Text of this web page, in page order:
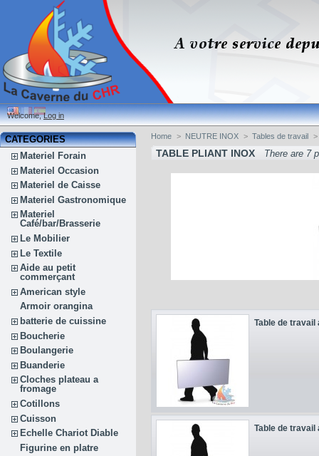
Welcome,Log in
CATEGORIES
Materiel Forain
Materiel Occasion
Materiel de Caisse
Materiel Gastronomique
Materiel
Café/bar/Brasserie
Le Mobilier
Le Textile
Aide au petit
commerçant
American style
Armoir orangina
batterie de cuissine
Boucherie
Boulangerie
Buanderie
Cloches plateau a
fromage
Cotillons
Cuisson
Echelle Chariot Diable
Figurine en platre
Home > NEUTRE INOX > Tables de travail >
TABLE PLIANT INOX There are 7
Table de
Table de